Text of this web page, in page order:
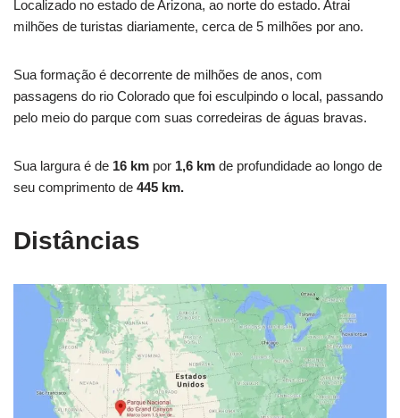
Localizado no estado de Arizona, ao norte do estado. Atrai
milhões de turistas diariamente, cerca de 5 milhões por ano.
Sua formação é decorrente de milhões de anos, com
passagens do rio Colorado que foi esculpindo o local, passando
pelo meio do parque com suas corredeiras de águas bravas.
Sua largura é de 16 km por 1,6 km de profundidade ao longo de
seu comprimento de 445 km.
Distâncias